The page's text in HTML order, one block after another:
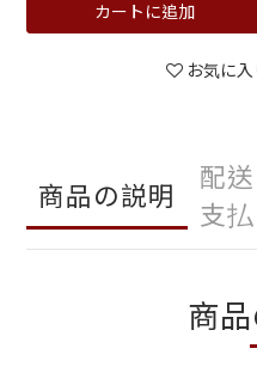
カートに追加
お気に
商品の説明
配
支
商